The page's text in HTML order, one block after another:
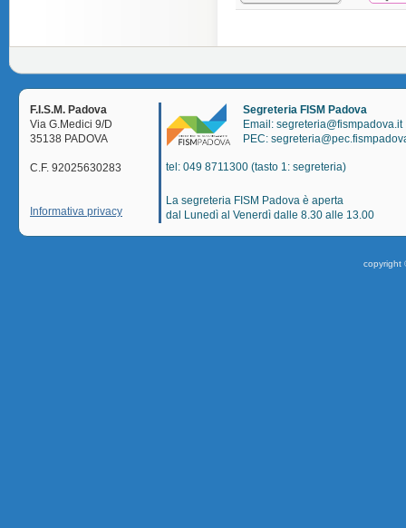
F.I.S.M. Padova
Via G.Medici 9/D
35138 PADOVA
C.F. 92025630283
Informativa privacy
Segreteria FISM Padova
Email: segreteria@fismpadova.it
PEC:
tel: 049 8711300 (tasto 1: segreteria)
La segreteria FISM Padova è aperta
dal Lunedì al Venerdì dalle 8.30 alle 13.00
copyright